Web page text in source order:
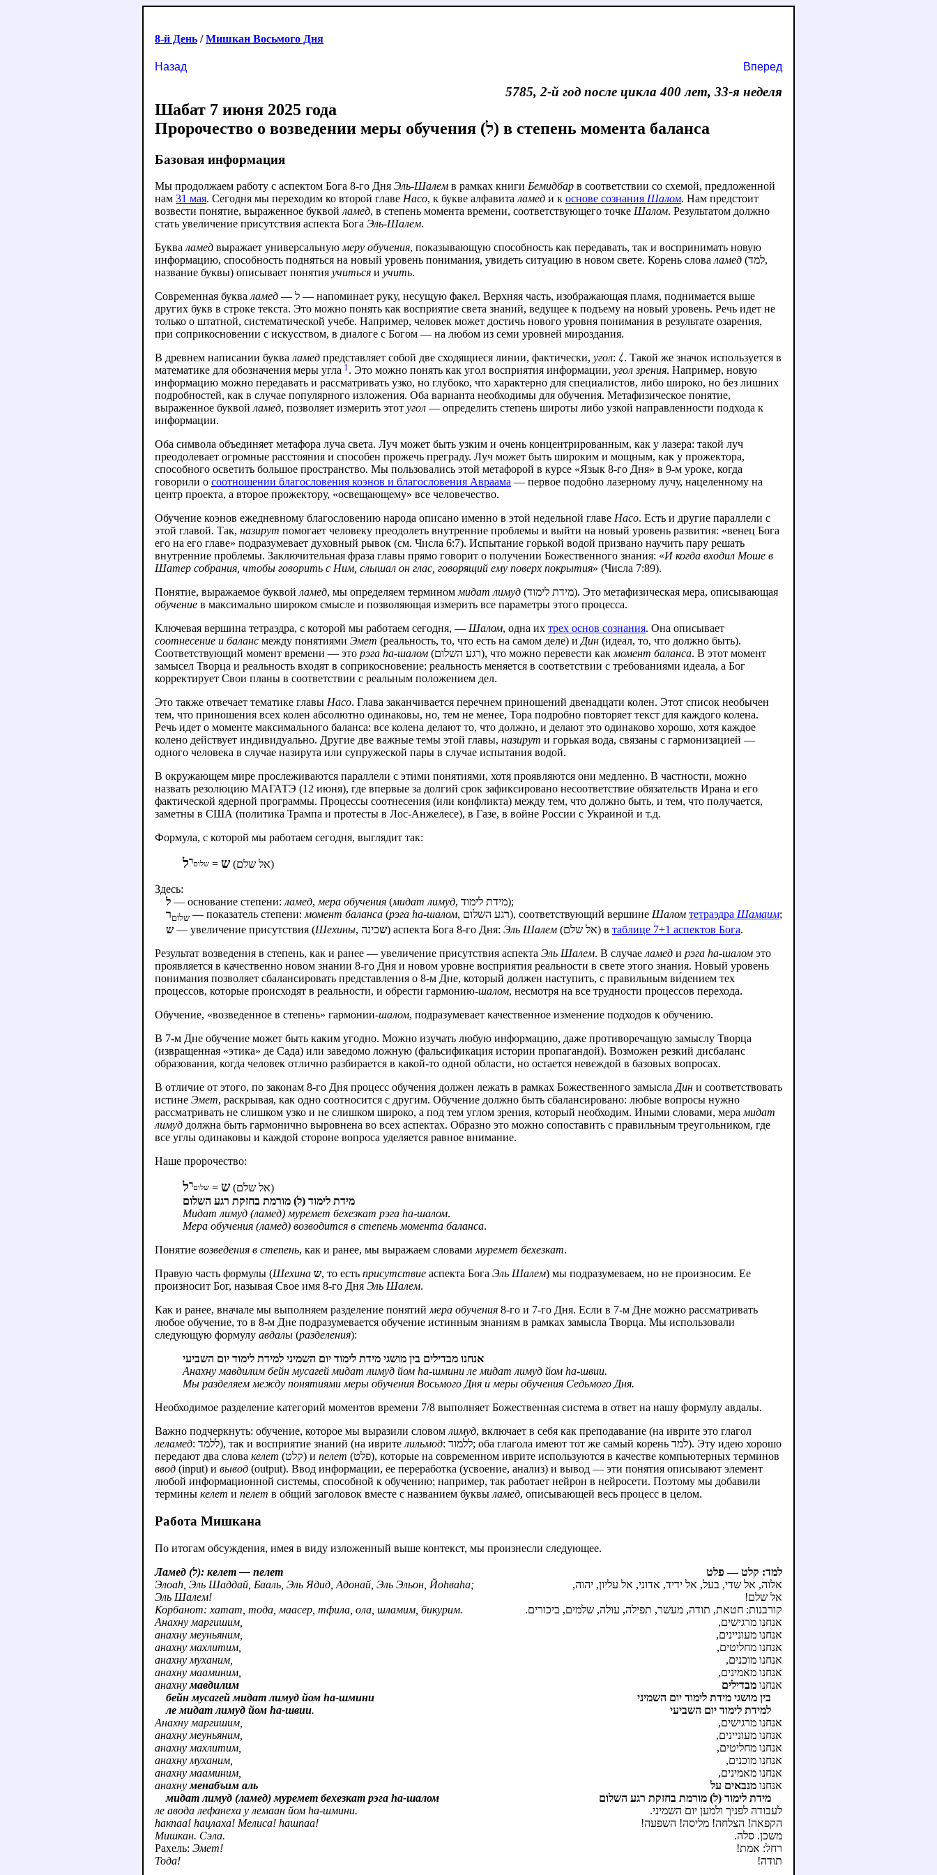
8-й День /Мишкан Восьмого Дня
Назад Вперед
5785, 2-й год после цикла 400 лет, 33-я неделя
Шабат 7 июня 2025 года
Пророчество о возведении меры обучения (ל) в степень момента баланса
Базовая информация
Мы продолжаем работу с аспектом Бога 8-го Дня Эль-Шалем в рамках книги Бемидбар в соответствии со схемой, предложенной
нам 31 мая. Сегодня мы переходим ко второй главе Насо, к букве алфавита ламед и к основе сознания Шалом. Нам предстоит
возвести понятие, выраженное буквой ламед, в степень момента времени, соответствующего точке Шалом. Результатом должно
стать увеличение присутствия аспекта Бога Эль-Шалем.
Буква ламед выражает универсальную меру обучения, показывающую способность как передавать, так и воспринимать новую
информацию, способность подняться на новый уровень понимания, увидеть ситуацию в новом свете. Корень слова ламед (למד,
название буквы) описывает понятия учиться и учить.
Современная буква ламед — ל — напоминает руку, несущую факел. Верхняя часть, изображающая пламя, поднимается выше
других букв в строке текста. Это можно понять как восприятие света знаний, ведущее к подъему на новый уровень. Речь идет не
только о штатной, систематической учебе. Например, человек может достичь нового уровня понимания в результате озарения,
при соприкосновении с искусством, в диалоге с Богом — на любом из семи уровней мироздания.
В древнем написании буква ламед представляет собой две сходящиеся линии, фактически, угол: 𐤋. Такой же значок используется в
математике для обозначения меры угла 1. Это можно понять как угол восприятия информации, угол зрения. Например, новую
информацию можно передавать и рассматривать узко, но глубоко, что характерно для специалистов, либо широко, но без лишних
подробностей, как в случае популярного изложения. Оба варианта необходимы для обучения. Метафизическое понятие,
выраженное буквой ламед, позволяет измерить этот угол — определить степень широты либо узкой направленности подхода к
информации.
Оба символа объединяет метафора луча света. Луч может быть узким и очень концентрированным, как у лазера: такой луч
преодолевает огромные расстояния и способен прожечь преграду. Луч может быть широким и мощным, как у прожектора,
способного осветить большое пространство. Мы пользовались этой метафорой в курсе «Язык 8-го Дня» в 9-м уроке, когда
говорили о соотношении благословения коэнов и благословения Авраама — первое подобно лазерному лучу, нацеленному на
центр проекта, а второе прожектору, «освещающему» все человечество.
Обучение коэнов ежедневному благословению народа описано именно в этой недельной главе Насо. Есть и другие параллели с
этой главой. Так, назирут помогает человеку преодолеть внутренние проблемы и выйти на новый уровень развития: «венец Бога
его на его главе» подразумевает духовный рывок (см. Числа 6:7). Испытание горькой водой призвано научить пару решать
внутренние проблемы. Заключительная фраза главы прямо говорит о получении Божественного знания: «И когда входил Моше в
Шатер собрания, чтобы говорить с Ним, слышал он глас, говорящий ему поверх покрытия» (Числа 7:89).
Понятие, выражаемое буквой ламед, мы определяем термином мидат лимуд
(מידת לימוד). Это метафизическая мера, описывающая
обучение в максимально широком смысле и позволяющая измерить все параметры этого процесса.
Ключевая вершина тетраэдра, с которой мы работаем сегодня, — Шалом, одна их трех основ сознания. Она описывает
соотнесение и баланс между понятиями Эмет (реальность, то, что есть на самом деле) и Дин (идеал, то, что должно быть).
Соответствующий момент времени — это рэга hа‑шалом (רגע השלום), что можно перевести как момент баланса. В этот момент
замысел Творца и реальность входят в соприкосновение: реальность меняется в соответствии с требованиями идеала, а Бог
корректирует Свои планы в соответствии с реальным положением дел.
Это также отвечает тематике главы Насо. Глава заканчивается перечнем приношений двенадцати колен. Этот список необычен
тем, что приношения всех колен абсолютно одинаковы, но, тем не менее, Тора подробно повторяет текст для каждого колена.
Речь идет о моменте максимального баланса: все колена делают то, что должно, и делают это одинаково хорошо, хотя каждое
колено действует индивидуально. Другие две важные темы этой главы, назирут и горькая вода, связаны с гармонизацией —
одного человека в случае назирута или супружеской пары в случае испытания водой.
В окружающем мире прослеживаются параллели с этими понятиями, хотя проявляются они медленно. В частности, можно
назвать резолюцию МАГАТЭ (12 июня), где впервые за долгий срок зафиксировано несоответствие обязательств Ирана и его
фактической ядерной программы. Процессы соотнесения (или конфликта) между тем, что должно быть, и тем, что получается,
заметны в США (политика Трампа и протесты в Лос-Анжелесе), в Газе, в войне России с Украиной и т.д.
Формула, с которой мы работаем сегодня, выглядит так:
לרשלום = ש (אל שלם)
Здесь:
ל — основание степени: ламед, мера обучения (мидат лимуд
, מידת לימוד);
רשלום — показатель степени: момент баланса (рэга hа‑шалом, רגע השלום), соответствующий вершине Шалом тетраэдра Шамаим;
ש — увеличение присутствия (Шехины, שכינה) аспекта Бога 8-го Дня: Эль Шалем (אל שלם) в таблице 7+1 аспектов Бога.
Результат возведения в степень, как и ранее — увеличение присутствия аспекта Эль Шалем. В случае ламед и рэга hа‑шалом это
проявляется в качественно новом знании 8-го Дня и новом уровне восприятия реальности в свете этого знания. Новый уровень
понимания позволяет сбалансировать представления о 8-м Дне, который должен наступить, с правильным ви́дением тех
процессов, которые происходят в реальности, и обрести гармонию-шалом, несмотря на все трудности процессов перехода.
Обучение, «возведенное в степень» гармонии-шалом, подразумевает качественное изменение подходов к обучению.
В 7-м Дне обучение может быть каким угодно. Можно изучать любую информацию, даже противоречащую замыслу Творца
(извращенная «этика» де Сада) или заведомо ложную (фальсификация истории пропагандой). Возможен резкий дисбаланс
образования, когда человек отлично разбирается в какой-то одной области, но остается невеждой в базовых вопросах.
В отличие от этого, по законам 8-го Дня процесс обучения должен лежать в рамках Божественного замысла Дин и соответствовать
истине Эмет, раскрывая, как одно соотносится с другим. Обучение должно быть сбалансировано: любые вопросы нужно
рассматривать не слишком узко и не слишком широко, а под тем углом зрения, который необходим. Иными словами, мера мидат
лимуд должна быть гармонично выровнена во всех аспектах. Образно это можно сопоставить с правильным треугольником, где
все углы одинаковы и каждой стороне вопроса уделяется равное внимание.
Наше пророчество:
לרשלום = ש
(אל שלם)
מידת לימוד (ל) מורמת בחזקת רגע השלום
Мидат лимуд (ламед) муремет бехезкат рэга hа‑шалом.
Мера обучения (ламед) возводится в степень момента баланса.
Понятие возведения в степень, как и ранее, мы выражаем словами муремет бехезкат.
Правую часть формулы (Шехина ש, то есть присутствие аспекта Бога Эль Шалем) мы подразумеваем, но не произносим. Ее
произносит Бог, называя Свое имя 8-го Дня Эль Шалем.
Как и ранее, вначале мы выполняем разделение понятий мера обучения 8‑го и 7‑го Дня. Если в 7-м Дне можно рассматривать
любое обучение, то в 8-м Дне подразумевается обучение истинным знаниям в рамках замысла Творца. Мы использовали
следующую формулу авдалы (разделения):
אנחנו מבדילים בין מושגי מידת לימוד יום השמיני למידת לימוד יום השביעי
Анахну мавдилим бейн мусагей мидат лимуд йом hа-шмини ле мидат лимуд йом hа-швии.
Мы разделяем между понятиями меры обучения Восьмого Дня и меры обучения Седьмого Дня.
Необходимое разделение категорий моментов времени 7/8 выполняет Божественная система в ответ на нашу формулу авдалы.
Важно подчеркнуть: обучение, которое мы выразили словом лимуд, включает в себя как преподавание (на иврите это глагол
леламед
: ללמד), так и восприятие знаний (на иврите лильмод: ללמוד; оба глагола имеют тот же самый корень למד). Эту идею хорошо
передают два слова келет (קלט) и пелет
(פלט), которые на современном иврите используются в качестве компьютерных терминов
ввод (input) и вывод (output). Ввод информации, ее переработка (усвоение, анализ) и вывод — эти понятия описывают элемент
любой информационной системы, способной к обучению; например, так работает нейрон в нейросети. Поэтому мы добавили
термины келет и пелет в общий заголовок вместе с названием буквы ламед, описывающей весь процесс в целом.
Работа Мишкана
По итогам обсуждения, имея в виду изложенный выше контекст, мы произнесли следующее.
למד: קלט — פלט
אלוה, אל שדי, בעל, אל ידיד, אדוני, אל עליון, יהוה,
אל שלם!
קורבנות: חטאת, תודה, מעשר, תפילה, עולה, שלמים, ביכורים.
אנחנו מרגישים,
אנחנו מעוניינים,
אנחנו מחליטים,
אנחנו מוכנים,
אנחנו מאמינים,
אנחנו מבדילים
בין מושגי מידת לימוד יום השמיני
למידת לימוד יום השביעי
אנחנו מרגישים,
אנחנו מעוניינים,
אנחנו מחליטים,
אנחנו מוכנים,
אנחנו מאמינים,
אנחנו מנבאים על
מידת לימוד (ל) מורמת בחזקת רגע השלום
לעבודה לפניך ולמען יום השמיני.
הקפאה! הצלחה! מליסה! השפעה!
משכן. סלה.
רחל: אמת!
תודה!
Ламед (ל): келет — пелет
Элоаh, Эль Шаддай, Бааль, Эль Ядид, Адонай, Эль Эльон, Йоhваhа;
Эль Шалем!
Корбанот: хатат, тода, маасер, тфила, ола, шламим, бикурим.
Анахну маргишим,
анахну меуньяним,
анахну махлитим,
анахну муханим,
анахну мааминим,
анахнумавдилим
бейн мусагей мидат лимуд йом hа-шмини
ле мидат лимуд йом hа-швии.
Анахну маргишим,
анахну меуньяним,
анахну махлитим,
анахну муханим,
анахну мааминим,
анахнуменабъим аль
мидат лимуд (ламед) муремет бехезкат рэга hа‑шалом
ле авода лефанеха у лемаан йом hа-шмини.
hакпаа! hацлаха! Мелиса! hашпаа!
Мишкан. Сэла.
Рахель: Эмет!
Тода!